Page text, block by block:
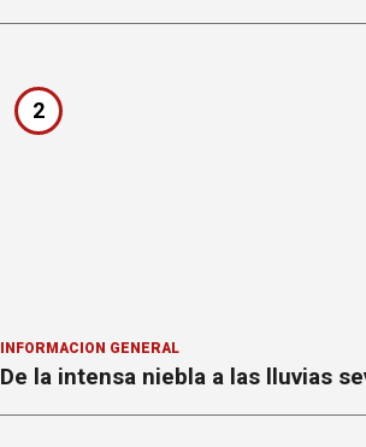
2
INFORMACION GENERAL
De la intensa niebla a las lluvias